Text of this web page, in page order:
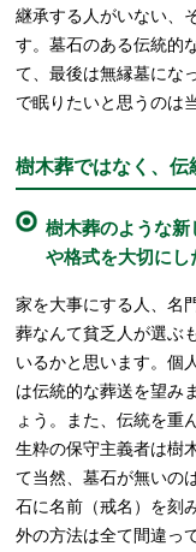
継承する人がいない、
す。墓石のある伝統的
て、最後は無縁墓にな
で眠りたいと思うのは
樹木葬ではなく、
樹木葬のような
や格式を大切にし
家を大事にする人、名
葬なんて貧乏人が選ぶ
いるかと思います。個
は伝統的な葬送を望み
ょう。また、伝統を重
生粋の保守主義者は樹
て当然、墓石が無いの
石に名前（戒名）を刻
外の方法は全て間違っ